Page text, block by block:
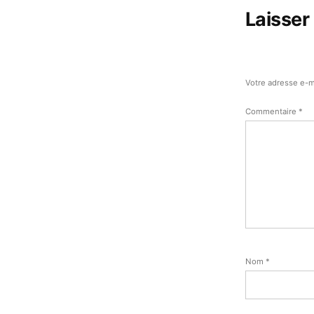
Votre adresse e-
Commentaire *
Nom *